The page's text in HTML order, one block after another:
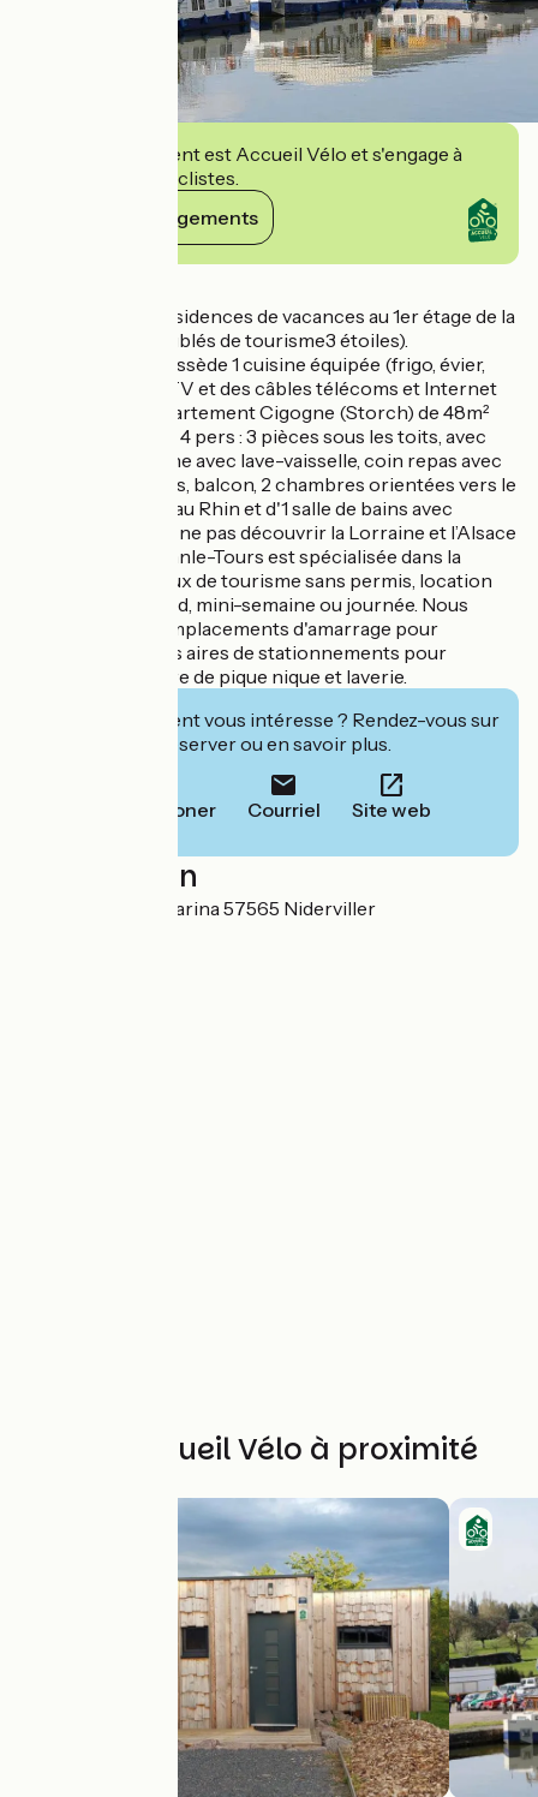
Cet établissement est Accueil Vélo et s'engage à
accueillir des cyclistes.
Voir ses engagements
Dans la marina, résidences de vacances au 1er étage de la
Capitainerie (meublés de tourisme3 étoiles).
L'appartement possède 1 cuisine équipée (frigo, évier,
gazinière, four), 1 TV et des câbles télécoms et Internet
(WIFI). Notre appartement Cigogne (Storch) de 48m²
pouvant accueillir 4 pers : 3 pièces sous les toits, avec
entrée, coin cuisine avec lave-vaisselle, coin repas avec
vue sur les champs, balcon, 2 chambres orientées vers le
canal de la Marne au Rhin et d'1 salle de bains avec
douche. Pourquoi ne pas découvrir la Lorraine et l’Alsace
au fil de l’eau ? Kuhnle-Tours est spécialisée dans la
location de bateaux de tourisme sans permis, location
semaine, week-end, mini-semaine ou journée. Nous
proposons des emplacements d'amarrage pour
plaisanciers et des aires de stationnements pour
camping-cars. Aire de pique nique et laverie.
Cet établissement vous intéresse ? Rendez-vous sur
leur site pour réserver ou en savoir plus.
Téléphoner Courriel Site web
Localisation
1A rue Lorraine Marina 57565 Niderviller
Autres Accueil Vélo à proximité